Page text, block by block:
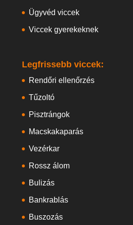
Ügyvéd viccek
Viccek gyerekeknek
Legfrissebb viccek:
Rendőri ellenőrzés
Tűzoltó
Pisztrángok
Macskakaparás
Vezérkar
Rossz álom
Bulizás
Bankrablás
Buszozás